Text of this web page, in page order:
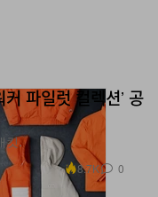
파일럿 컬렉션’ 공
킷.
8.7K 0